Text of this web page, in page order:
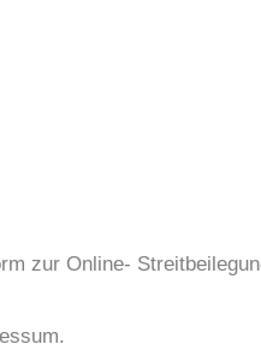
zur Online-